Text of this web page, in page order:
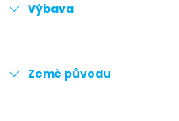
Výbava
Země původu